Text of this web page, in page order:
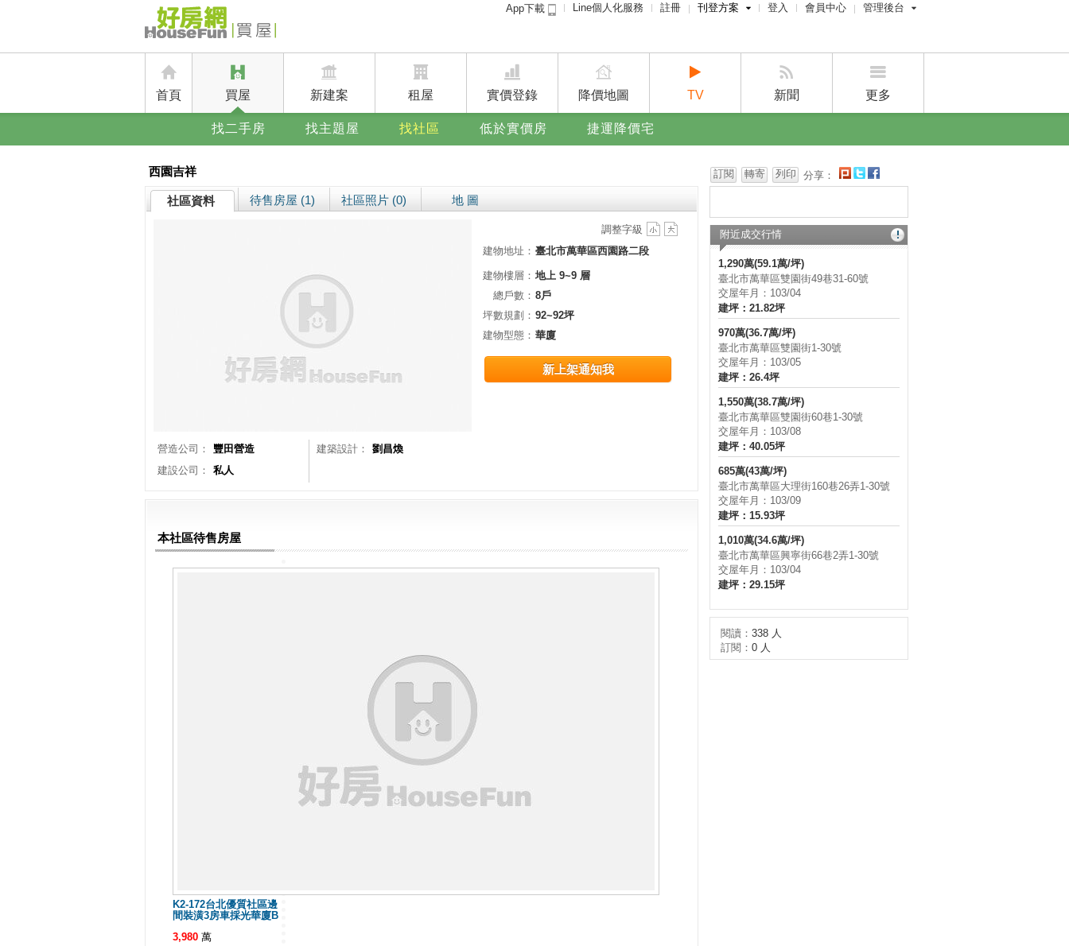
App下載 Line個人化服務 註冊 刊登方案
賣屋刊登
廣告刊登
登入 會員中心 管理後台
經紀人管理後台
設計師管理後台
首頁 買屋 新建案 租屋 實價登錄 降價地圖 TV 新聞 更多
找二手房 找主題屋 找社區 低於實價房 捷運降價宅
西園吉祥 訂閱 轉寄 列印 分享：
社區資料 待售房屋 (1) 社區照片 (0) 地 圖
營造公司： 豐田營造 建築設計：
劉昌煥
建設公司：
私人
調整字級
建物地址： 臺北市萬華區西園路二段
建物樓層： 地上 9~9 層
總戶數： 8戶
坪數規劃： 92~92坪
建物型態： 華廈
新上架通知我
本社區待售房屋
K2-172台北優質社區邊
間裝潢3房車採光華廈B
3,980 萬
附近成交行情
1,290萬(59.1萬/坪)
臺北市萬華區雙園街49巷31-60號
交屋年月：103/04
建坪：21.82坪
970萬(36.7萬/坪)
臺北市萬華區雙園街1-30號
交屋年月：103/05
建坪：26.4坪
1,550萬(38.7萬/坪)
臺北市萬華區雙園街60巷1-30號
交屋年月：103/08
建坪：40.05坪
685萬(43萬/坪)
臺北市萬華區大理街160巷26弄1-30號
交屋年月：103/09
建坪：15.93坪
1,010萬(34.6萬/坪)
臺北市萬華區興寧街66巷2弄1-30號
交屋年月：103/04
建坪：29.15坪
閱讀： 338 人
訂閱： 0 人